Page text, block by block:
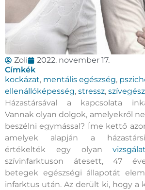
Zoli
2022. november 17.
Címkék
kockázat, mentális egészség,
ellenállóképesség, stressz,
Házastársával a kapcsolata
Vannak olyan dolgok, amelyekről
beszélni egymással? Íme kettő
amelyek alapján a
értékelték egy olyan
szívinfarktuson átesett, 47
betegek egészségi állapotát
infarktus után. Az derült ki, hogy a